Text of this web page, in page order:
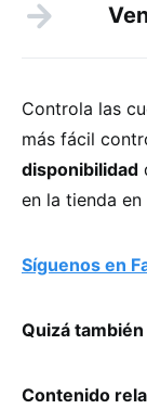
Controla las
más fácil
disponibilidad
en la tienda en
Síguenos en
Quizá
Contenido